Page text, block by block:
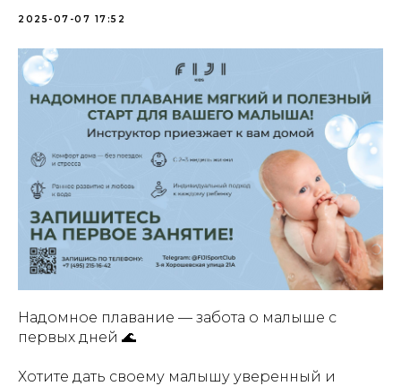
2025-07-07 17:52
Надомное плавание — забота о малыше с
первых дней 🌊
Хотите дать своему малышу уверенный и